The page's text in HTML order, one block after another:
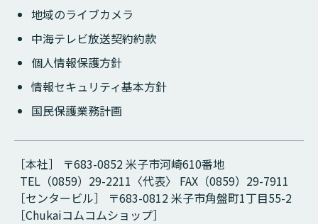
地域のライブカメラ
中海テレビ放送契約約款
個人情報保護方針
情報セキュリティ基本方針
国民保護業務計画
［本社］ 〒683-0852 米子市河崎610番地
TEL（0859）29-2211〈代表〉 FAX（0859）29-7911
［センタービル］ 〒683-0812 米子市角盤町1丁目55-2
［Chukaiコムコムショップ］